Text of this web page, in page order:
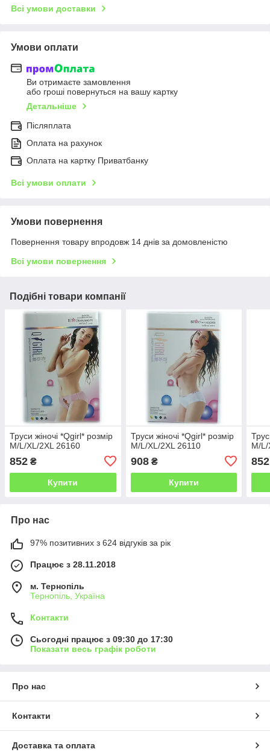
Всі умови доставки
Умови оплати
Ви отримаєте замовлення
або гроші повернуться на вашу картку
Детальніше
Післяплата
Оплата на рахунок
Оплата на картку Приватбанку
Всі умови оплати
Умови повернення
Повернення товару впродовж 14 днів за домовленістю
Всі умови повернення
Подібні товари компанії
Труси жіночі *Qgirl* розмір
M/L/XL/2XL 26160
852 ₴
Купити
Труси жіночі *Qgirl* розмір
M/L/XL/2XL 26110
908₴
Купити
M/
852
Про нас
97% позитивних з 624 відгуків за рік
Працює з 28.11.2018
м. Тернопіль
Тернопіль, Україна
Контакти
Сьогодні працює з 09:30 до 17:30
Показати весь графік роботи
Про нас
Контакти
Доставка та оплата